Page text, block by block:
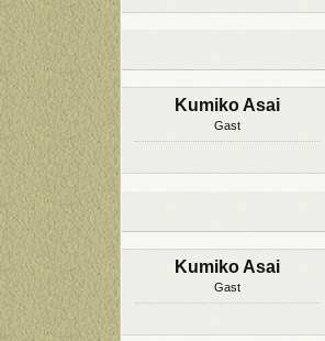
Kumiko Asai
Gast
Kumiko Asai
Gast